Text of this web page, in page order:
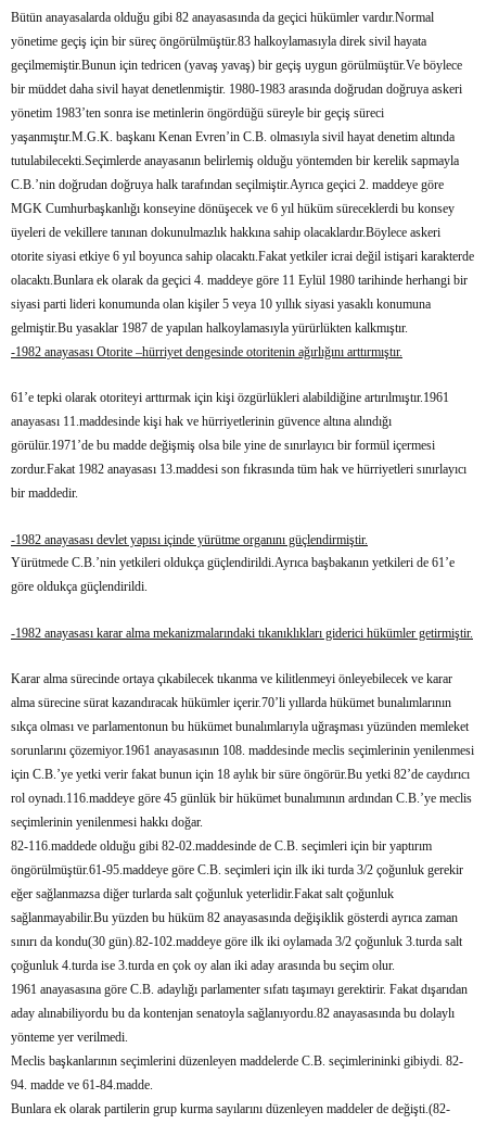
Bütün anayasalarda olduğu gibi 82 anayasasında da geçici hükümler vardır.Normal
yönetime geçiş için bir süreç öngörülmüştür.83 halkoylamasıyla direk sivil hayata
geçilmemiştir.Bunun için tedricen (yavaş yavaş) bir geçiş uygun görülmüştür.Ve böylece
bir müddet daha sivil hayat denetlenmiştir. 1980-1983 arasında doğrudan doğruya askeri
yönetim 1983’ten sonra ise metinlerin öngördüğü süreyle bir geçiş süreci
yaşanmıştır.M.G.K. başkanı Kenan Evren’in C.B. olmasıyla sivil hayat denetim altında
tutulabilecekti.Seçimlerde anayasanın belirlemiş olduğu yöntemden bir kerelik sapmayla
C.B.’nin doğrudan doğruya halk tarafından seçilmiştir.Ayrıca geçici 2. maddeye göre
MGK Cumhurbaşkanlığı konseyine dönüşecek ve 6 yıl hüküm süreceklerdi bu konsey
üyeleri de vekillere tanınan dokunulmazlık hakkına sahip olacaklardır.Böylece askeri
otorite siyasi etkiye 6 yıl boyunca sahip olacaktı.Fakat yetkiler icrai değil istişari karakterde
olacaktı.Bunlara ek olarak da geçici 4. maddeye göre 11 Eylül 1980 tarihinde herhangi bir
siyasi parti lideri konumunda olan kişiler 5 veya 10 yıllık siyasi yasaklı konumuna
gelmiştir.Bu yasaklar 1987 de yapılan halkoylamasıyla yürürlükten kalkmıştır.
-1982 anayasası Otorite –hürriyet dengesinde otoritenin ağırlığını arttırmıştır.
61’e tepki olarak otoriteyi arttırmak için kişi özgürlükleri alabildiğine artırılmıştır.1961
anayasası 11.maddesinde kişi hak ve hürriyetlerinin güvence altına alındığı
görülür.1971’de bu madde değişmiş olsa bile yine de sınırlayıcı bir formül içermesi
zordur.Fakat 1982 anayasası 13.maddesi son fıkrasında tüm hak ve hürriyetleri sınırlayıcı
bir maddedir.
-1982 anayasası devlet yapısı içinde yürütme organını güçlendirmiştir.
Yürütmede C.B.’nin yetkileri oldukça güçlendirildi.Ayrıca başbakanın yetkileri de 61’e
göre oldukça güçlendirildi.
-1982 anayasası karar alma mekanizmalarındaki tıkanıklıkları giderici hükümler getirmiştir.
Karar alma sürecinde ortaya çıkabilecek tıkanma ve kilitlenmeyi önleyebilecek ve karar
alma sürecine sürat kazandıracak hükümler içerir.70’li yıllarda hükümet bunalımlarının
sıkça olması ve parlamentonun bu hükümet bunalımlarıyla uğraşması yüzünden memleket
sorunlarını çözemiyor.1961 anayasasının 108. maddesinde meclis seçimlerinin yenilenmesi
için C.B.’ye yetki verir fakat bunun için 18 aylık bir süre öngörür.Bu yetki 82’de caydırıcı
rol oynadı.116.maddeye göre 45 günlük bir hükümet bunalımının ardından C.B.’ye meclis
seçimlerinin yenilenmesi hakkı doğar.
82-116.maddede olduğu gibi 82-02.maddesinde de C.B. seçimleri için bir yaptırım
öngörülmüştür.61-95.maddeye göre C.B. seçimleri için ilk iki turda 3/2 çoğunluk gerekir
eğer sağlanmazsa diğer turlarda salt çoğunluk yeterlidir.Fakat salt çoğunluk
sağlanmayabilir.Bu yüzden bu hüküm 82 anayasasında değişiklik gösterdi ayrıca zaman
sınırı da kondu(30 gün).82-102.maddeye göre ilk iki oylamada 3/2 çoğunluk 3.turda salt
çoğunluk 4.turda ise 3.turda en çok oy alan iki aday arasında bu seçim olur.
1961 anayasasına göre C.B. adaylığı parlamenter sıfatı taşımayı gerektirir. Fakat dışarıdan
aday alınabiliyordu bu da kontenjan senatoyla sağlanıyordu.82 anayasasında bu dolaylı
yönteme yer verilmedi.
Meclis başkanlarının seçimlerini düzenleyen maddelerde C.B. seçimlerininki gibiydi. 82-
94. madde ve 61-84.madde.
Bunlara ek olarak partilerin grup kurma sayılarını düzenleyen maddeler de değişti.(82-